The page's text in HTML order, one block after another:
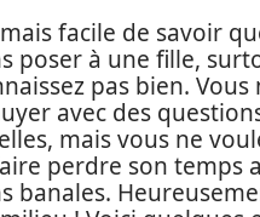
facile de savoir
poser à une fille,
pas bien. Vous
avec des
mais vous ne
perdre son temps
banales.